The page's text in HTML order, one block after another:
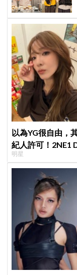
以為YG很自由，
紀人許可！2NE1
羨慕少女時代」
明星